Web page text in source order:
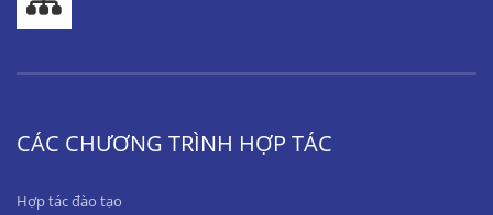
CÁC CHƯƠNG TRÌNH HỢP TÁC
Hợp tác đào tạo